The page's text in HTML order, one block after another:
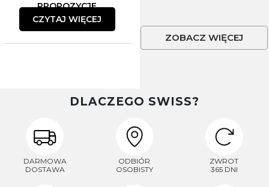
PROPOZYCJE
CZYTAJ WIĘCEJ
ZOBACZ WIĘCEJ
DLACZEGO SWISS?
DARMOWA
DOSTAWA
ODBIÓR
OSOBISTY
ZWROT
365 DNI